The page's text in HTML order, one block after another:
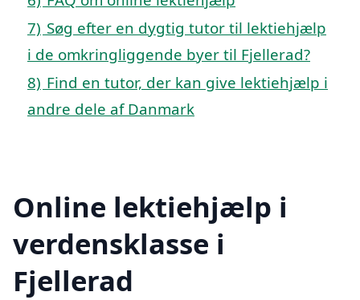
7) Søg efter en dygtig tutor til lektiehjælp
i de omkringliggende byer til Fjellerad?
8) Find en tutor, der kan give lektiehjælp i
andre dele af Danmark
Online lektiehjælp i
verdensklasse i
Fjellerad